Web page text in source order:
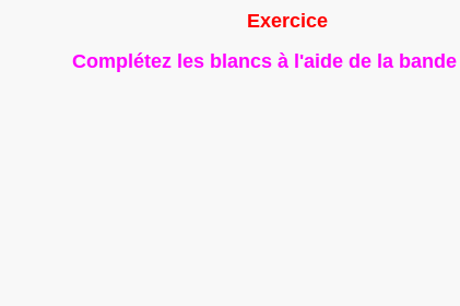
Exercice
Complétez les blancs à l'aide de la